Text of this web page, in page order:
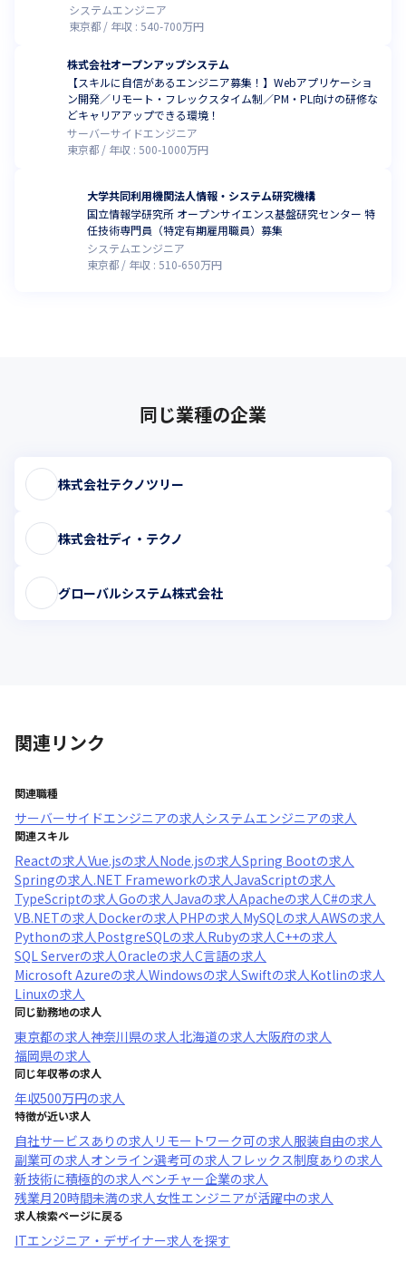
システムエンジニア
東京都
年収 : 540-700万円
株式会社オープンアップシステム
【スキルに自信があるエンジニア募集！】Webアプリケーショ
ン開発／リモート・フレックスタイム制／PM・PL向けの研修な
どキャリアアップできる環境！
サーバーサイドエンジニア
東京都
年収 : 500-1000万円
大学共同利用機関法人情報・システム研究機構
国立情報学研究所 オープンサイエンス基盤研究センター 特
任技術専門員（特定有期雇用職員）募集
システムエンジニア
東京都
年収 : 510-650万円
同じ業種の企業
株式会社テクノツリー
株式会社ディ・テクノ
グローバルシステム株式会社
関連リンク
関連職種
サーバーサイドエンジニアの求人システムエンジニアの求人
関連スキル
Reactの求人Vue.jsの求人Node.jsの求人Spring Bootの求人
Springの求人.NET Frameworkの求人JavaScriptの求人
TypeScriptの求人Goの求人Javaの求人Apacheの求人C#の求人
VB.NETの求人Dockerの求人PHPの求人MySQLの求人AWSの求人
Pythonの求人PostgreSQLの求人Rubyの求人C++の求人
SQL Serverの求人Oracleの求人C言語の求人
Microsoft Azureの求人Windowsの求人Swiftの求人Kotlinの求人
Linuxの求人
同じ勤務地の求人
東京都の求人神奈川県の求人北海道の求人大阪府の求人
福岡県の求人
同じ年収帯の求人
年収500万円の求人
特徴が近い求人
自社サービスあり の求人 リモートワーク可の求人服装自由の求人
副業可の求人オンライン選考可の求人フレックス制度あり の求人
新技術に積極的の求人ベンチャー企業の求人
残業月20時間未満の求人女性エンジニアが活躍中の求人
求人検索ページに戻る
ITエンジニア・デザイナー求人を探す